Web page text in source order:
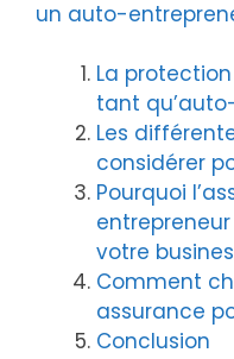
un auto-
La
tant
Les
considérer
Pourquoi
votre
Comment
assurance
Conclusion